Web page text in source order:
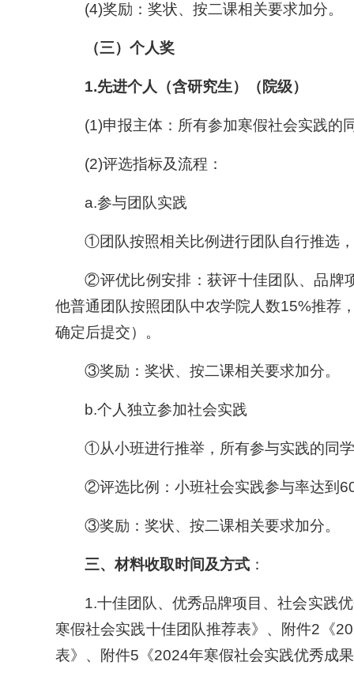
(4)奖励：奖状、按二课相关要求加分。
（三）个人奖
1.先进个人（含研究生）（院级）
(1)申报主体：所有参加寒假社会实践的
(2)评选指标及流程：
a.参与团队实践
①团队按照相关比例进行团队自行推选
②评优比例安排：获评十佳团队、品牌
他普通团队按照团队中农学院人数15%推荐
确定后提交）。
③奖励：奖状、按二课相关要求加分。
b.个人独立参加社会实践
①从小班进行推举，所有参与实践的同
②评选比例：小班社会实践参与率达到
③奖励：奖状、按二课相关要求加分。
三、材料收取时间及方式 ：
1.十佳团队、优秀品牌项目、社会实践
寒假社会实践十佳团队推荐表》、附件2《
表》、附件5《2024年寒假社会实践优秀成